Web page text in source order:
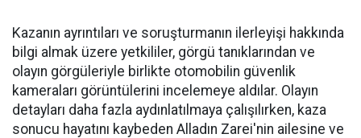
Kazanın ayrıntıları ve soruşturmanın ilerleyişi hakkında
bilgi almak üzere yetkililer, görgü tanıklarından ve
olayın görgüleriyle birlikte otomobilin güvenlik
kameraları görüntülerini incelemeye aldılar. Olayın
detayları daha fazla aydınlatılmaya çalışılırken, kaza
sonucu hayatını kaybeden Alladın Zarei'nin ailesine ve